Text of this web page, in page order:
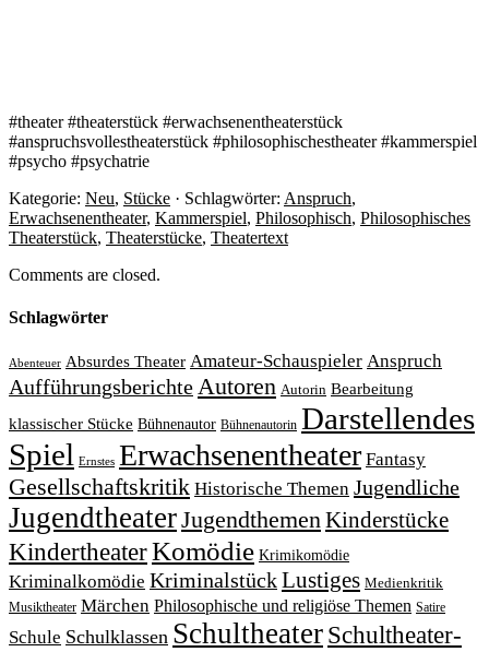
#theater #theaterstück #erwachsenentheaterstück
#anspruchsvollestheaterstück #philosophischestheater #kammerspiel
#psycho #psychatrie
Kategorie: Neu, Stücke · Schlagwörter: Anspruch,
Erwachsenentheater, Kammerspiel, Philosophisch, Philosophisches
Theaterstück, Theaterstücke, Theatertext
Comments are closed.
Schlagwörter
Abenteuer Absurdes Theater Amateur-Schauspieler Anspruch
AufführungsberichteAutoren Autorin Bearbeitung
klassischer Stücke Bühnenautor Bühnenautorin Darstellendes
Spiel Ernstes Erwachsenentheater Fantasy
Gesellschaftskritik Historische Themen Jugendliche
JugendtheaterJugendthemenKinderstücke
KindertheaterKomödie Krimikomödie
Kriminalkomödie KriminalstückLustiges Medienkritik
Musiktheater Märchen Philosophische und religiöse Themen Satire
Schule Schulklassen Schultheater Schultheater-